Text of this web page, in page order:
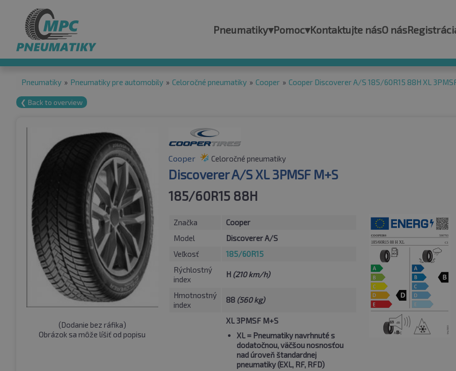
Pneumatiky▾Pomoc▾Kontaktujte násO nás
Pneumatiky » Pneumatiky pre automobily » Celoročné pneumatiky » Cooper » Cooper Discoverer A/S 185/60R15 88H XL
❮ Back to overview
(Dodanie bez ráfika)
Obrázok sa môže líšiť od popisu
Cooper Celoročné pneumatiky
Discoverer A/S XL 3PMSF M+S
185/60R15 88H
Značka
Cooper
Model
Discoverer A/S
Veľkosť
185/60R15
Rýchlostný
index
H (210 km/h)
Hmotnostný
index
88 (560 kg)
XL 3PMSF M+S
XL= Pneumatiky navrhnuté s
dodatočnou, väčšou nosnosťou
nad úroveň štandardnej
pneumatiky (EXL, RF, RFD)